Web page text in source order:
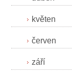
květen
červen
září